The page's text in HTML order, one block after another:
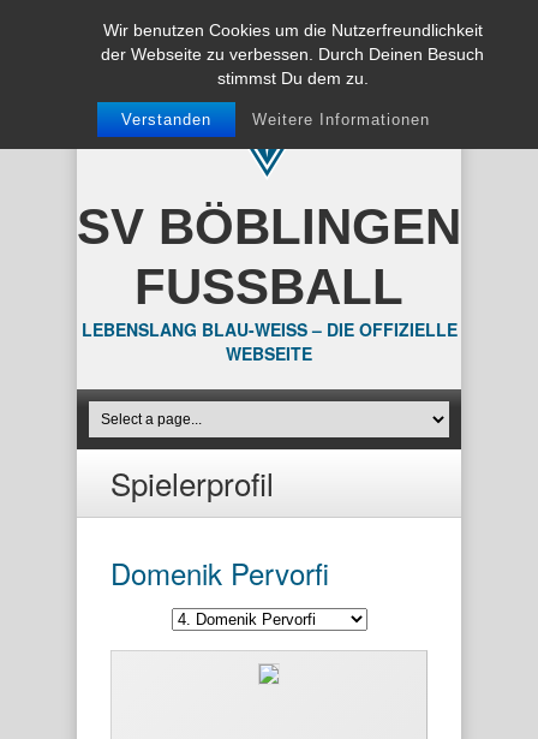
Wir benutzen Cookies um die Nutzerfreundlichkeit
der Webseite zu verbessen. Durch Deinen Besuch
stimmst Du dem zu.
Verstanden Weitere Informationen
SV BÖBLINGEN
FUSSBALL
LEBENSLANG BLAU-WEISS – DIE OFFIZIELLE
WEBSEITE
Spielerprofil
Domenik Pervorfi